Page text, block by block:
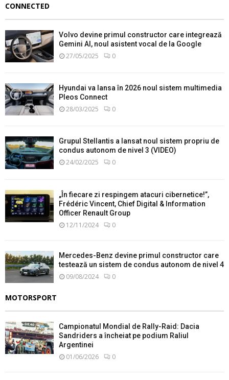
CONNECTED
Volvo devine primul constructor care integrează
Gemini AI, noul asistent vocal de la Google
27/05/2025 0
Hyundai va lansa în 2026 noul sistem multimedia
Pleos Connect
28/03/2025 0
Grupul Stellantis a lansat noul sistem propriu de
condus autonom de nivel 3 (VIDEO)
24/02/2025 0
„În fiecare zi respingem atacuri cibernetice!”,
Frédéric Vincent, Chief Digital & Information
Officer Renault Group
12/11/2024 0
Mercedes-Benz devine primul constructor care
testează un sistem de condus autonom de nivel 4
09/08/2024 0
MOTORSPORT
Campionatul Mondial de Rally-Raid: Dacia
Sandriders a încheiat pe podium Raliul
Argentinei
01/06/2026 0